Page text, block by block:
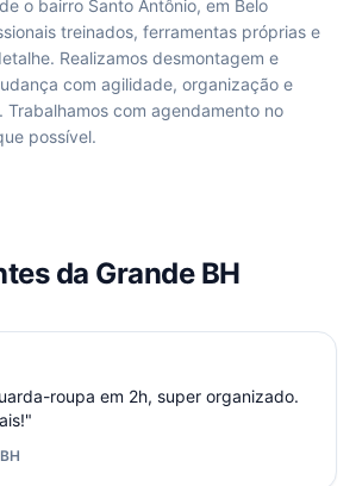
o bairro Santo Antônio, em Belo
treinados, ferramentas próprias e
Realizamos desmontagem e
com agilidade, organização e
Trabalhamos com agendamento no
possível.
da Grande BH
roupa em 2h, super organizado.
"